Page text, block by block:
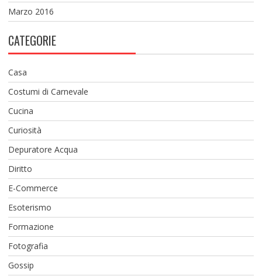
Marzo 2016
CATEGORIE
Casa
Costumi di Carnevale
Cucina
Curiosità
Depuratore Acqua
Diritto
E-Commerce
Esoterismo
Formazione
Fotografia
Gossip